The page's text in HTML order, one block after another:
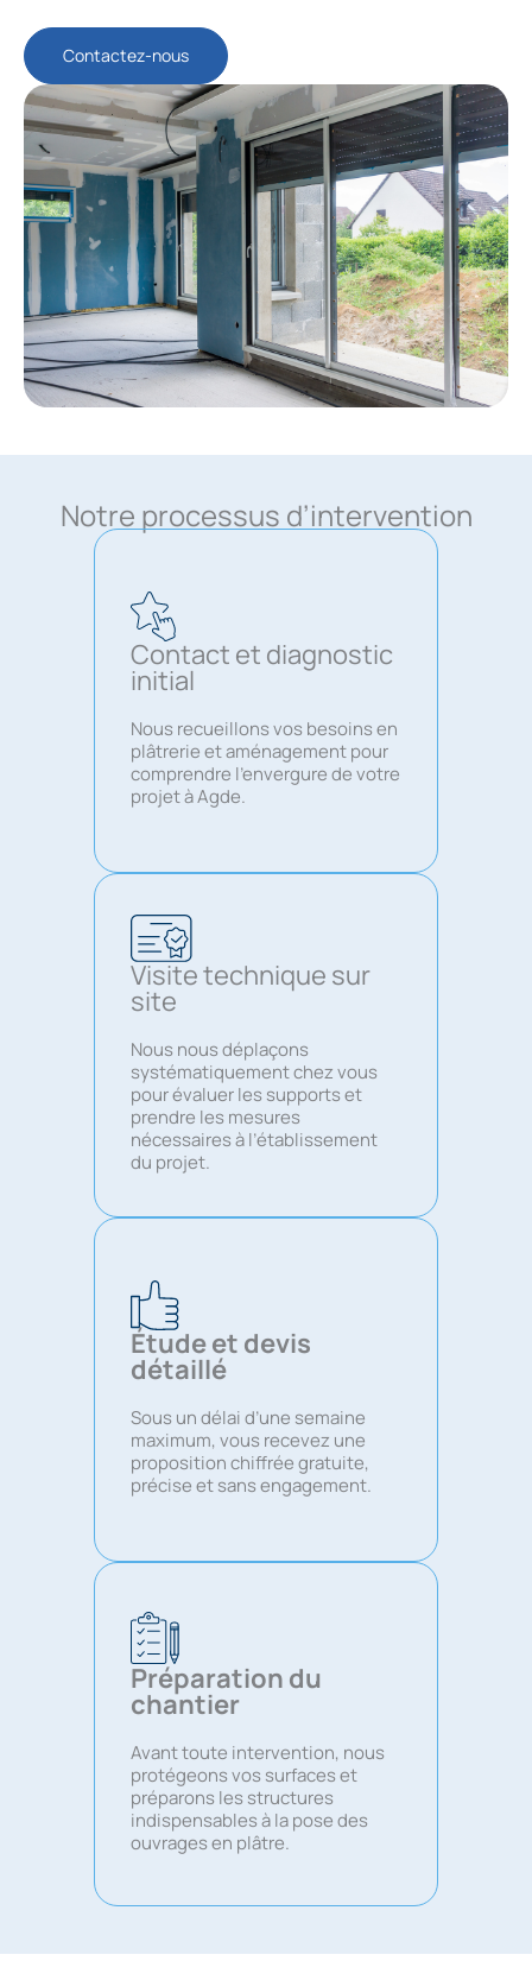
Contactez-nous
Notre processus d’intervention
Contact et diagnostic
initial
Nous recueillons vos besoins en
plâtrerie et aménagement pour
comprendre l’envergure de votre
projet à Agde.
Visite technique sur
site
Nous nous déplaçons
systématiquement chez vous
pour évaluer les supports et
prendre les mesures
nécessaires à l’établissement
du projet.
Étude et devis
détaillé
Sous un délai d’une semaine
maximum, vous recevez une
proposition chiffrée gratuite,
précise et sans engagement.
Préparation du
chantier
Avant toute intervention, nous
protégeons vos surfaces et
préparons les structures
indispensables à la pose des
ouvrages en plâtre.